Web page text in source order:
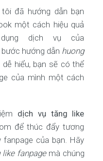
đã hướng dẫn bạn
một cách hiệu quả
dịch vụ của
hướng dẫn huong
hiểu, bạn sẽ có thể
của mình một cách
dịch vụ tăng like
để thúc đẩy tương
của bạn. Hãy
like fanpagemà chúng